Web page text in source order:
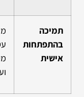
תמיכה
בהתפתחות
אישית